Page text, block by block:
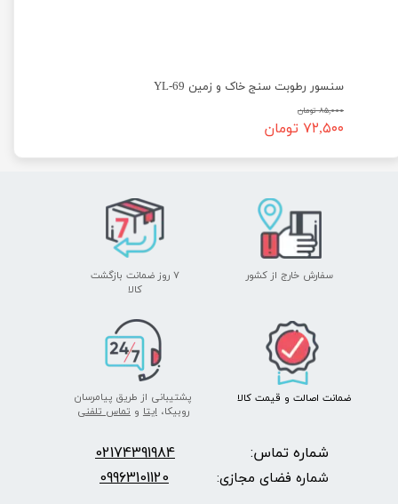
سنسور رطوبت سنج خاک و زمین YL-69
۸۵,۰۰۰ تومان
۷۲,۵۰۰ تومان
پشتیبانی از طریق پیامرسان
روبیکا، ایتا و تماس تلفنی
سفارش خارج از کشور
۷ روز ضمانت بازگشت
​​​​​​​کالا
ضمانت اصالت و قیمت​​​​​​​ کالا ​​​​​​​
شماره تماس: 02174391984
شماره فضای مجازی: 09963101120